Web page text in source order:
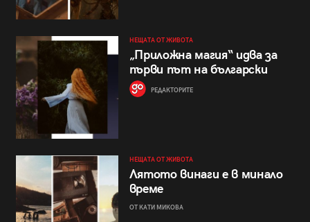
НЕЩАТА ОТ ЖИВОТА
„Приложна магия“ идва за
първи път на български
РЕДАКТОРИТЕ
НЕЩАТА ОТ ЖИВОТА
Лятото винаги е в минало
време
ОТ КАТИ МИКОВА